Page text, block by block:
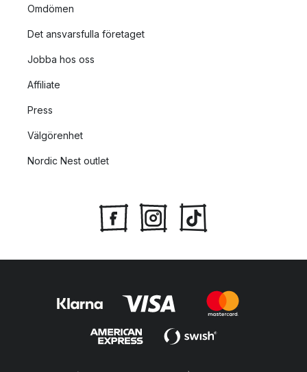
Omdömen
Det ansvarsfulla företaget
Jobba hos oss
Affiliate
Press
Välgörenhet
Nordic Nest outlet